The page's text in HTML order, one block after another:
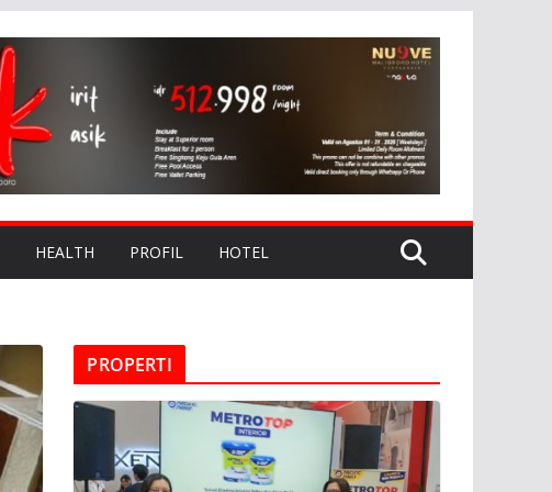
HEALTH PROFIL HOTEL
PROPERTI